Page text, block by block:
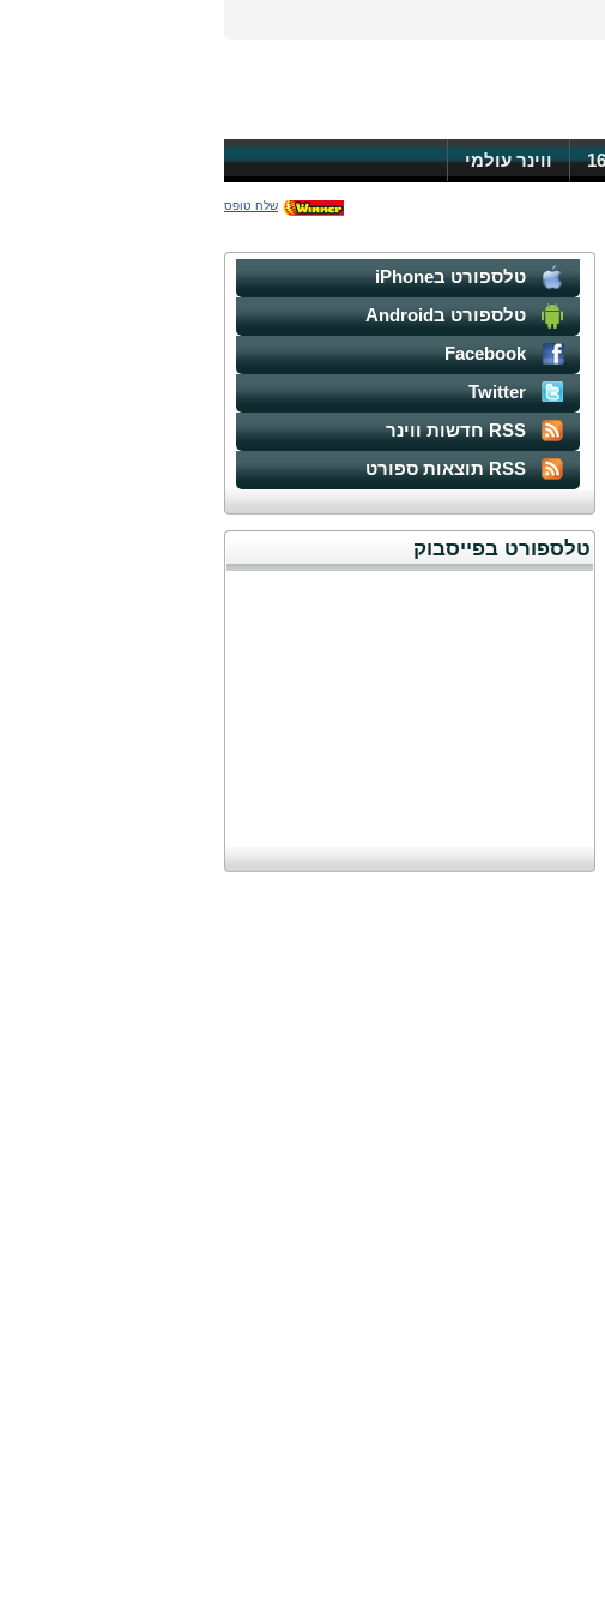
ווינר עולמי
שלח טופס
טלספורט בiPhone
טלספורט בAndroid
Facebook
Twitter
RSS חדשות ווינר
RSS תוצאות ספורט
טלספורט בפייסבוק